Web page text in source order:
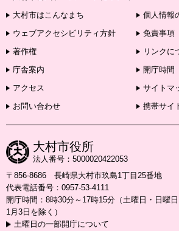
大村市はこんなまち
個人情報
ウェブアクセシビリティ方針
免責事項
著作権
リンクに
庁舎案内
開庁時間
アクセス
サイトマ
お問い合わせ
携帯サイ
大村市役所
法人番号：5000020422053
〒856-8686 長崎県大村市玖島1丁目25番地
代表電話番号：0957-53-4111
開庁時間：8時30分～17時15分（土曜日・日曜
1月3日を除く）
土曜日の一部開庁について